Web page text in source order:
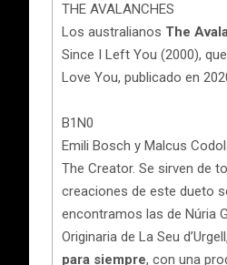
THE AVALANCHES
Los australianos The
Since I Left You (2000),
Love You, publicado en
B1N0
Emili Bosch y Malcus
The Creator. Se sirven de
creaciones de este dueto
encontramos las de Núria
Originaria de La Seu d’Urgell,
para siempre, con una